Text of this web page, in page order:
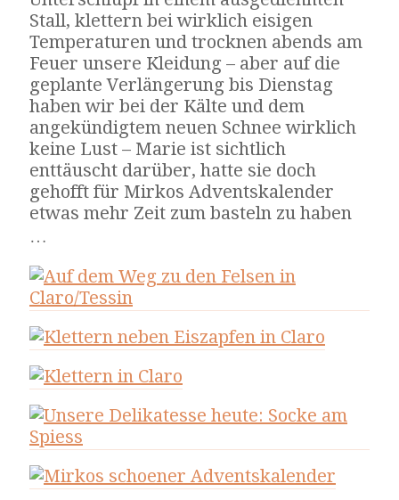
Stall, klettern bei wirklich eisigen
Temperaturen und trocknen abends am
Feuer unsere Kleidung – aber auf die
geplante Verlängerung bis Dienstag
haben wir bei der Kälte und dem
angekündigtem neuen Schnee wirklich
keine Lust – Marie ist sichtlich
enttäuscht darüber, hatte sie doch
gehofft für Mirkos Adventskalender
etwas mehr Zeit zum basteln zu haben
…